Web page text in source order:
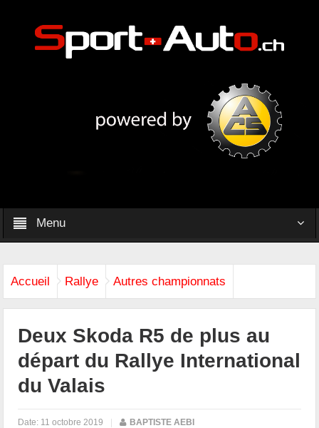
Menu
Accueil Rallye Autres championnats
Deux Skoda R5 de plus au
départ du Rallye International
du Valais
Date: 11 octobre 2019 | BAPTISTE AEBI